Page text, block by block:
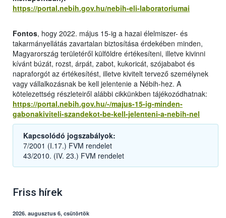
https://portal.nebih.gov.hu/nebih-eli-laboratoriumai
Fontos, hogy 2022. május 15-ig a hazai élelmiszer- és
takarmányellátás zavartalan biztosítása érdekében minden,
Magyarország területéről külföldre értékesíteni, illetve kivinni
kívánt búzát, rozst, árpát, zabot, kukoricát, szójababot és
napraforgót az értékesítést, illetve kivitelt tervező személynek
vagy vállalkozásnak be kell jelentenie a Nébih-hez. A
kötelezettség részleteiről alábbi cikkünkben tájékozódhatnak:
https://portal.nebih.gov.hu/-/majus-15-ig-minden-
gabonakiviteli-szandekot-be-kell-jelenteni-a-nebih-nel
Kapcsolódó jogszabályok:
7/2001 (I.17.) FVM rendelet
43/2010. (IV. 23.) FVM rendelet
Friss hírek
2026. augusztus 6, csütörtök